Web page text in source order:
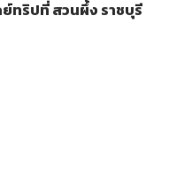
ทริปที่ สวนผึ้ง ราชบุรี